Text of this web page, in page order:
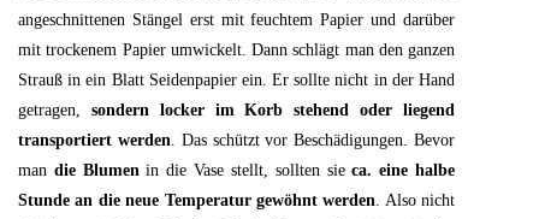
angeschnittenen Stängel erst mit feuchtem Papier und darüber
mit trockenem Papier umwickelt. Dann schlägt man den ganzen
Strauß in ein Blatt Seidenpapier ein. Er sollte nicht in der Hand
getragen, sondern locker im Korb stehend oder liegend
transportiert werden. Das schützt vor Beschädigungen. Bevor
man die Blumenin die Vase stellt, sollten sieca. eine halbe
Stunde an die neue Temperatur gewöhnt werden. Also nicht